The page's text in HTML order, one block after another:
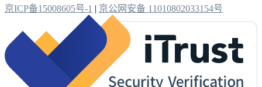
京ICP备15008605号-1 | 京公网安备 11010802033154号